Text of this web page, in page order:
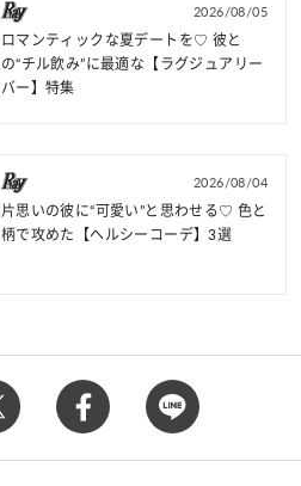
2026/08/05
ロマンティックな夏デートを♡ 彼と
の“チル飲み”に最適な【ラグジュアリー
バー】特集
2026/08/04
片思いの彼に“可愛い”と思わせる♡ 色と
柄で攻めた【ヘルシーコーデ】3選